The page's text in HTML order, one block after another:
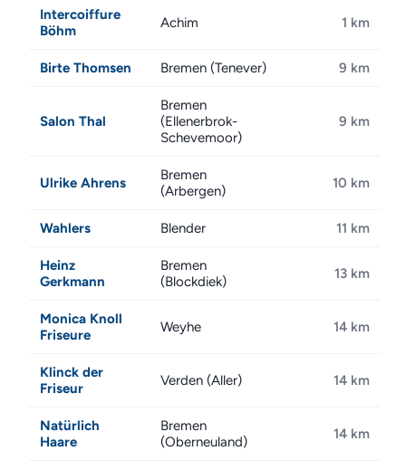
Intercoiffure
Böhm
Achim 1 km
Birte Thomsen Bremen (Tenever) 9 km
Salon Thal
Bremen
(Ellenerbrok-
Schevemoor)
9 km
Ulrike Ahrens
Bremen
(Arbergen)
10 km
Wahlers Blender 11 km
Heinz
Gerkmann
Bremen
(Blockdiek)
13 km
Monica Knoll
Friseure
Weyhe 14 km
Klinck der
Friseur
Verden (Aller) 14 km
Natürlich
Haare
Bremen
(Oberneuland)
14 km